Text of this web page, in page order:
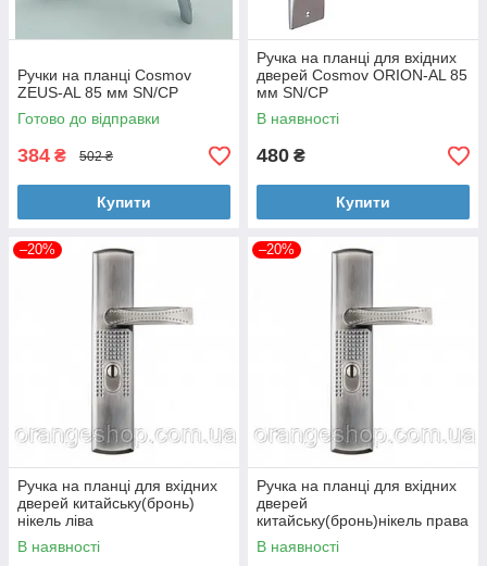
Ручки на планці Cosmov
ZEUS-AL 85 мм SN/CP
Готово до відправки
384 ₴ 502 ₴
Купити
Ручка на планці для вхідних
дверей Cosmov ORION-AL 85
мм SN/CP
В наявності
480 ₴
Купити
–20%
Ручка на планці для вхідних
дверей китайську(бронь)
нікель ліва
В наявності
–20%
Ручка на планці для вхідних
дверей
китайську(бронь)нікель права
В наявності